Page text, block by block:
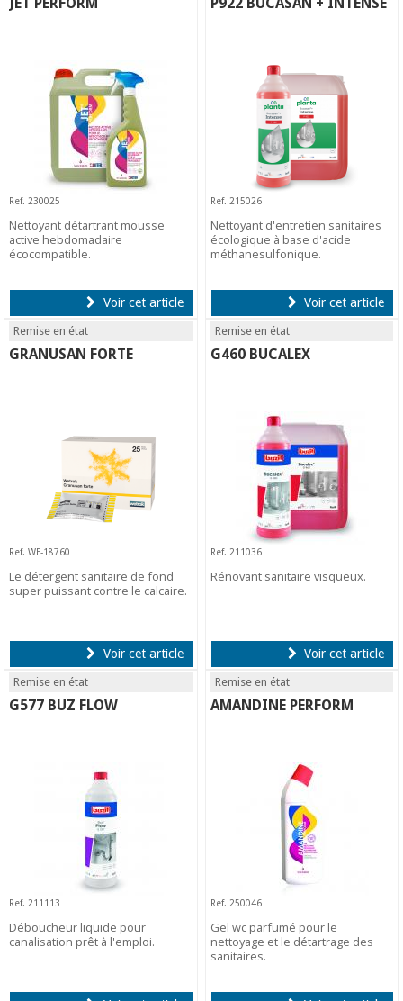
Ref. 230025
Nettoyant détartrant mousse
active hebdomadaire
écocompatible.
Voir cet article
Ref. 215026
Nettoyant d'entretien sanitaires
écologique à base d'acide
méthanesulfonique.
Voir cet article
Remise en état
GRANUSAN FORTE
Ref. WE-18760
Le détergent sanitaire de fond
super puissant contre le calcaire.
Voir cet article
Remise en état
G460 BUCALEX
Ref. 211036
Rénovant sanitaire visqueux.
Voir cet article
Remise en état
G577 BUZ FLOW
Ref. 211113
Déboucheur liquide pour
canalisation prêt à l'emploi.
Remise en état
AMANDINE PERFORM
Ref. 250046
Gel wc parfumé pour le
nettoyage et le détartrage des
sanitaires.